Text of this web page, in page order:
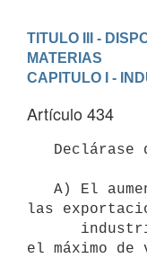
TITULO III -
MATERIAS
CAPITULO I -
Artículo 434
las
el máximo